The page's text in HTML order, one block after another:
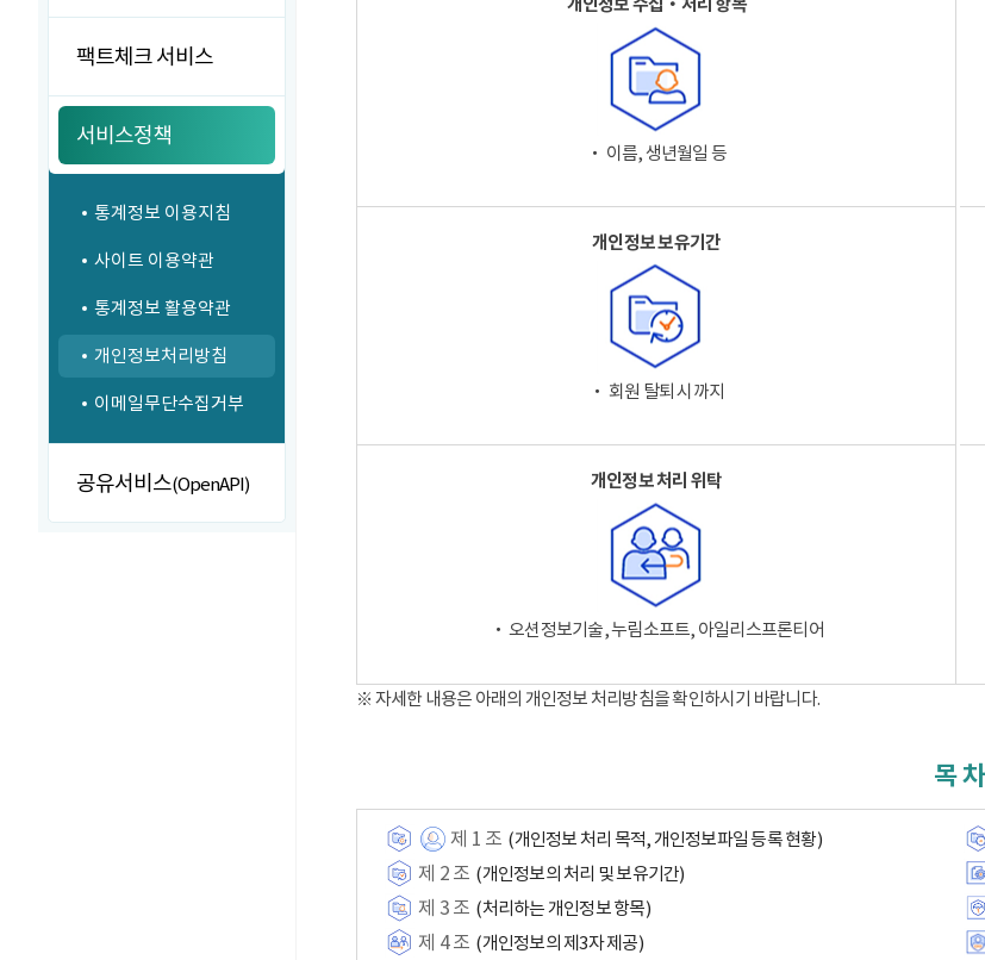
팩트체크 서비스
서비스정책
통계정보 이용지침
사이트 이용약관
통계정보 활용약관
개인정보처리방침
이메일무단수집거부
공유서비스(OpenAPI)
‧ 이름, 생년월일 등
개인정보 보유기간
‧ 회원 탈퇴 시까지
개인정보 처리 위탁
‧ 오션정보기술, 누림소프트, 아일리스프론티어
※ 자세한 내용은 아래의 개인정보 처리방침을 확인하시기 바랍니다.
목 차
제 1 조 (개인정보 처리 목적, 개인정보파일 등록 현황)
제 2 조 (개인정보의 처리 및 보유기간)
제 3 조 (처리하는 개인정보 항목)
제 4 조 (개인정보의 제3자 제공)